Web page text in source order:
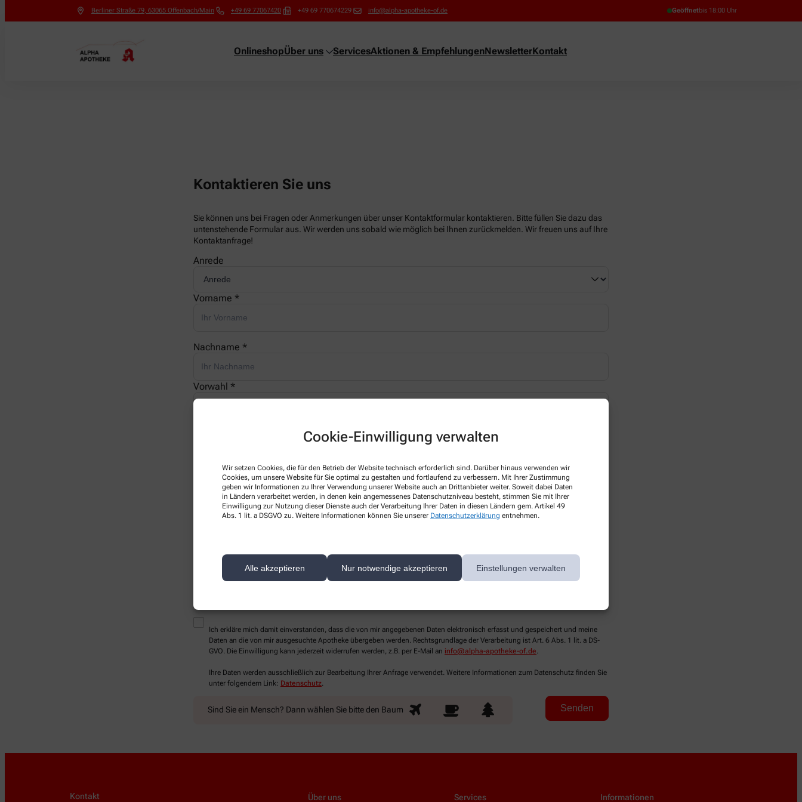
Cookie-Einwilligung verwalten
Wir setzen Cookies, die für den Betrieb der Website technisch erforderlich sind. Darüber hinaus verwenden wir
Cookies, um unsere Website für Sie optimal zu gestalten und fortlaufend zu verbessern. Mit Ihrer Zustimmung
geben wir Informationen zu Ihrer Verwendung unserer Website auch an Drittanbieter weiter. Soweit dabei Daten
in Ländern verarbeitet werden, in denen kein angemessenes Datenschutzniveau besteht, stimmen Sie mit Ihrer
Einwilligung zur Nutzung dieser Dienste auch der Verarbeitung Ihrer Daten in diesen Ländern gem. Artikel 49
Abs. 1 lit. a DSGVO zu. Weitere Informationen können Sie unserer Datenschutzerklärung entnehmen.
Alle akzeptieren Nur notwendige akzeptieren Einstellungen verwalten
Berliner Straße 79, 63065 Offenbach/Main +49 69 77067420 +49 69 770674229 info@alpha-apotheke-of.de Geöffnetbis 18:00 Uhr
OnlineshopÜber uns ServicesAktionen & EmpfehlungenNewsletterKontakt
Kontaktieren Sie uns
Sie können uns bei Fragen oder Anmerkungen über unser Kontaktformular kontaktieren. Bitte füllen Sie dazu das
untenstehende Formular aus. Wir werden uns sobald wie möglich bei Ihnen zurückmelden. Wir freuen uns auf Ihre
Kontaktanfrage!
Anrede
Vorname *
Nachname *
Vorwahl *
E-Mail *
Ihre Nachricht *
* Bitte füllen Sie die Pflichtfelder aus
Ich erkläre mich damit einverstanden, dass die von mir angegebenen Daten elektronisch erfasst und gespeichert und meine
Daten an die von mir ausgesuchte Apotheke übergeben werden. Rechtsgrundlage der Verarbeitung ist Art. 6 Abs. 1 lit. a DS-
GVO. Die Einwilligung kann jederzeit widerrufen werden, z.B. per E-Mail an info@alpha-apotheke-of.de.
Ihre Daten werden ausschließlich zur Bearbeitung Ihrer Anfrage verwendet. Weitere Informationen zum Datenschutz finden Sie
unter folgendem Link: Datenschutz.
Sind Sie ein Mensch? Dann wählen Sie bitteden Baum
Kontakt Über uns Services Informationen